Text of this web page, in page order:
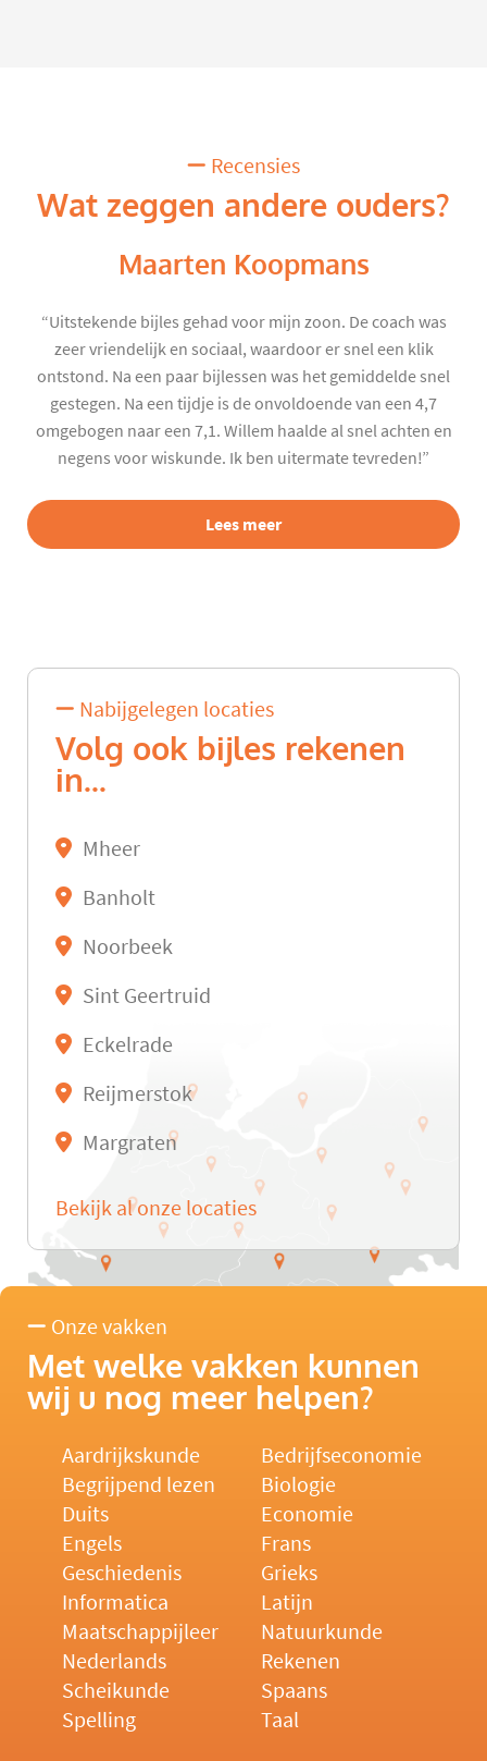
Recensies
Wat zeggen andere ouders?
Maarten Koopmans
“Uitstekende bijles gehad voor mijn zoon. De coach was
zeer vriendelijk en sociaal, waardoor er snel een klik
ontstond. Na een paar bijlessen was het gemiddelde snel
gestegen. Na een tijdje is de onvoldoende van een 4,7
omgebogen naar een 7,1. Willem haalde al snel achten en
negens voor wiskunde. Ik ben uitermate tevreden!”
Lees meer
Nabijgelegen locaties
Volg ook bijles rekenen
in...
Mheer
Banholt
Noorbeek
Sint Geertruid
Eckelrade
Reijmerstok
Margraten
Bekijk al onze locaties
Onze vakken
Met welke vakken kunnen
wij u nog meer helpen?
Aardrijkskunde
Bedrijfseconomie
Begrijpend lezen
Biologie
Duits
Economie
Engels
Frans
Geschiedenis
Grieks
Informatica
Latijn
Maatschappijleer
Natuurkunde
Nederlands
Rekenen
Scheikunde
Spaans
Spelling
Taal